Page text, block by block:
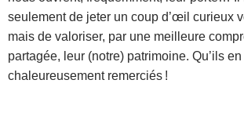
seulement de jeter un coup d’œil curieux
mais de valoriser, par une meilleure
partagée, leur (notre) patrimoine. Qu’ils
chaleureusement remerciés !